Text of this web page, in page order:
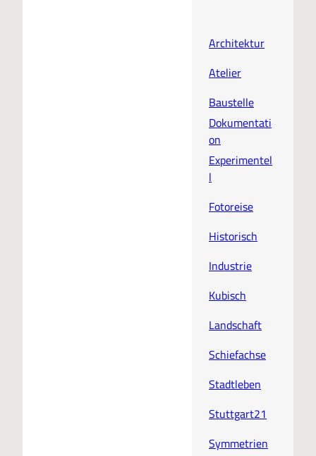
Architektur
Atelier
Baustelle
Dokumentati
on
Experimentel
l
Fotoreise
Historisch
Industrie
Kubisch
Landschaft
Schiefachse
Stadtleben
Stuttgart21
Symmetrien